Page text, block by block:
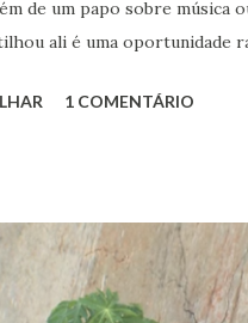
de um papo sobre música
ali é uma oportunidade
pertencimento e
deixar o ambiente
Deus, mas sim se libertar de
muita gente vive: a busca
1 COMENTÁRIO